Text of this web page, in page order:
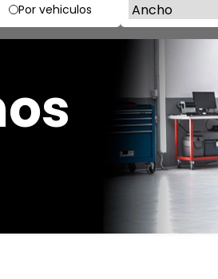
Por vehiculos